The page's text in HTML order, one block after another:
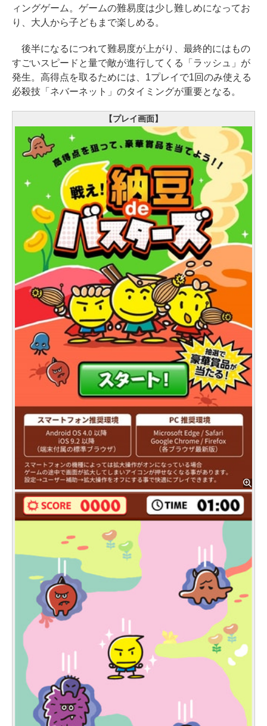
ィングゲーム。ゲームの難易度は少し難しめになってお
り、大人から子どもまで楽しめる。
後半になるにつれて難易度が上がり、最終的にはもの
すごいスピードと量で敵が進行してくる「ラッシュ」が
発生。高得点を取るためには、1プレイで1回のみ使える
必殺技「ネバーネット」のタイミングが重要となる。
【プレイ画面】